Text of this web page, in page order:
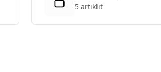
vastavus
5 artiklit